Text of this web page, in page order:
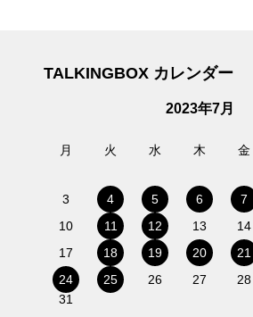
TALKINGBOX カレンダー
2023年7月
月 火 水 木 金
3
4 5 6 7
10
11 12 13 14
17
18 19 20 21
24
25 26 27 28
31